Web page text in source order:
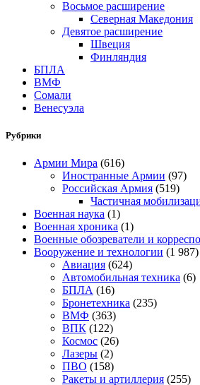
Восьмое расширение
Северная Македония
Девятое расширение
Швеция
Финляндия
БПЛА
ВМФ
Сомали
Венесуэла
Рубрики
Армии Мира (616)
Иностранные Армии (97)
Российская Армия (519)
Частичная
Военная наука (1)
Военная хроника (1)
Военные обозреватели и
Вооружение и технологии (1 987)
Авиация (624)
Автомобильная техника (6)
БПЛА (16)
Бронетехника (235)
ВМФ (363)
ВПК (122)
Космос (26)
Лазеры (2)
ПВО (158)
Ракеты и артиллерия (255)